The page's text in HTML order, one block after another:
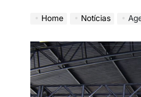
Home Notícias